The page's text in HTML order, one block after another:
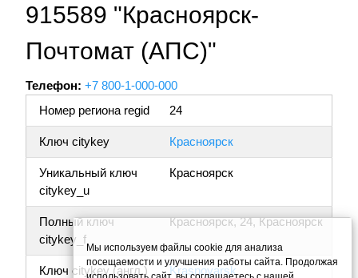
915589 "Красноярск-
Почтомат (АПС)"
Телефон: +7 800-1-000-000
Номер региона regid
24
Ключ citykey Красноярск
Уникальный ключ
citykey_u
Красноярск
Полный ключ
citykey_f
Красноярск, 24, Красноярск
Ключ citykey (англ.) Krasnoyarsk
Мы используем файлы cookie для анализа
посещаемости и улучшения работы сайта. Продолжая